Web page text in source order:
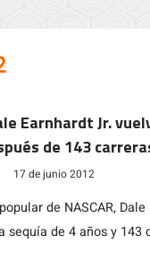
Earnhardt Jr.
de 143
17 de junio 2012
de NASCAR,
sequía de 4 años y 143